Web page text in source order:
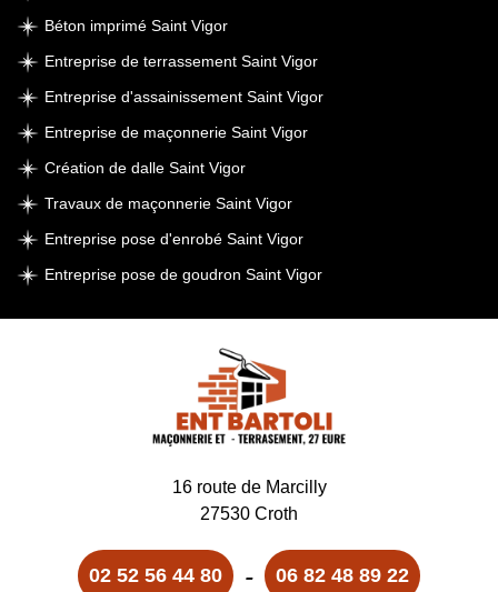
Béton imprimé Saint Vigor
Entreprise de terrassement Saint Vigor
Entreprise d'assainissement Saint Vigor
Entreprise de maçonnerie Saint Vigor
Création de dalle Saint Vigor
Travaux de maçonnerie Saint Vigor
Entreprise pose d'enrobé Saint Vigor
Entreprise pose de goudron Saint Vigor
16 route de Marcilly
27530 Croth
02 52 56 44 80 - 06 82 48 89 22